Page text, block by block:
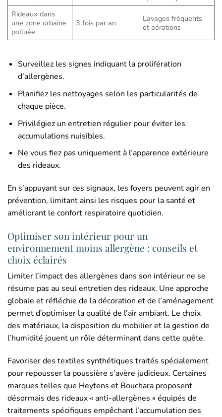
Rideaux dans
une zone urbaine
polluée
3 fois par an
Lavages fréquents
et aérations
Surveillez les signes indiquant la prolifération
d’allergènes.
Planifiez les nettoyages selon les particularités de
chaque pièce.
Privilégiez un entretien régulier pour éviter les
accumulations nuisibles.
Ne vous fiez pas uniquement à l’apparence extérieure
des rideaux.
En s’appuyant sur ces signaux, les foyers peuvent agir en
prévention, limitant ainsi les risques pour la santé et
améliorant le confort respiratoire quotidien.
Optimiser son intérieur pour un
environnement moins allergène : conseils et
choix éclairés
Limiter l’impact des allergènes dans son intérieur ne se
résume pas au seul entretien des rideaux. Une approche
globale et réfléchie de la décoration et de l’aménagement
permet d’optimiser la qualité de l’air ambiant. Le choix
des matériaux, la disposition du mobilier et la gestion de
l’humidité jouent un rôle déterminant dans cette quête.
Favoriser des textiles synthétiques traités spécialement
pour repousser la poussière s’avère judicieux. Certaines
marques telles que Heytens et Bouchara proposent
désormais des rideaux « anti-allergènes » équipés de
traitements spécifiques empêchant l’accumulation des